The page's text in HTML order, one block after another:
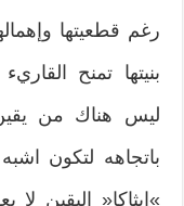
رغم قطعيتها
بنيتها تمنح
‬ليس هناك من‮
باتجاهه لتكون
»‬ايثاكا‮« ‬اليقين لا‮